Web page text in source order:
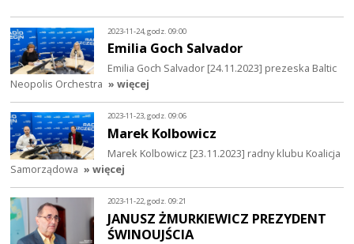
2023-11-24, godz. 09:00
Emilia Goch Salvador
Emilia Goch Salvador [24.11.2023] prezeska Baltic
Neopolis Orchestra » więcej
2023-11-23, godz. 09:06
Marek Kolbowicz
Marek Kolbowicz [23.11.2023] radny klubu Koalicja
Samorządowa » więcej
2023-11-22, godz. 09:21
JANUSZ ŻMURKIEWICZ PREZYDENT
ŚWINOUJŚCIA